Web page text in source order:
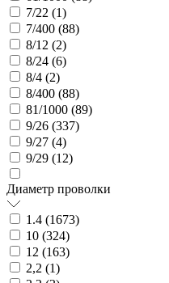
7/22 (1)
7/400 (88)
8/12 (2)
8/24 (6)
8/4 (2)
8/400 (88)
81/1000 (89)
9/26 (337)
9/27 (4)
9/29 (12)
Диаметр проволки
1.4 (1673)
10 (324)
12 (163)
2,2 (1)